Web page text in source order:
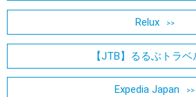
Relux
【JTB】るるぶトラベ
Expedia Japan